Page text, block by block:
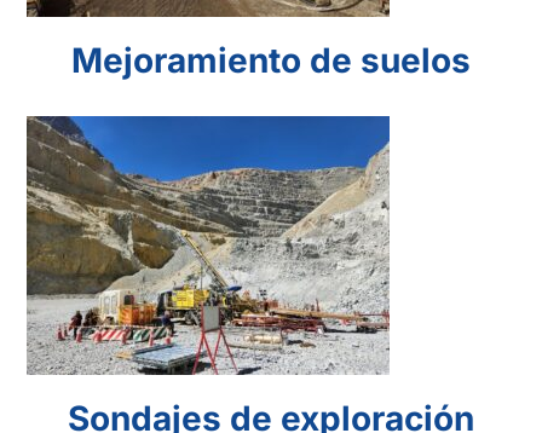
Mejoramiento de suelos
Sondajes de
exploración
Sondajes de exploración